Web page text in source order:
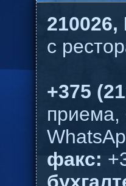
210026,
с
+375
приема,
факс: